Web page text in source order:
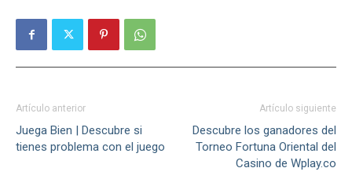
Artículo anterior
Juega Bien | Descubre si
tienes problema con el juego
Artículo siguiente
Descubre los ganadores del
Torneo Fortuna Oriental del
Casino de Wplay.co